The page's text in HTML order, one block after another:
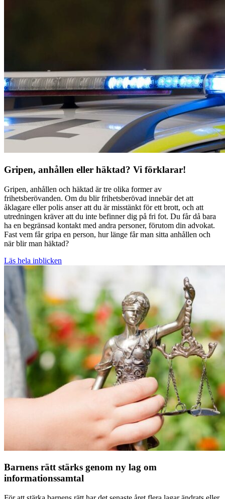
Gripen, anhållen eller häktad? Vi förklarar!
Gripen, anhållen och häktad är tre olika former av
frihetsberövanden. Om du blir frihetsberövad innebär det att
åklagare eller polis anser att du är misstänkt för ett brott, och att
utredningen kräver att du inte befinner dig på fri fot. Du får då bara
ha en begränsad kontakt med andra personer, förutom din advokat.
Fast vem får gripa en person, hur länge får man sitta anhållen och
när blir man häktad?
Läs hela inblicken
Barnens rätt stärks genom ny lag om
informationssamtal